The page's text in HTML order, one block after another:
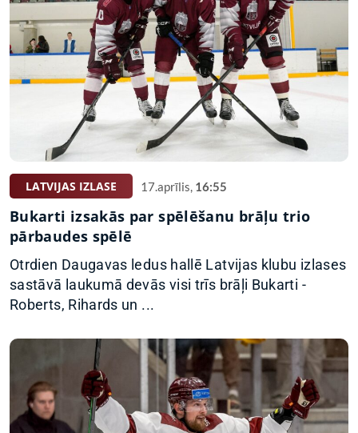
LATVIJAS IZLASE 17.aprīlis, 16:55
Bukarti izsakās par spēlēšanu brāļu trio
pārbaudes spēlē
Otrdien Daugavas ledus hallē Latvijas klubu izlases
sastāvā laukumā devās visi trīs brāļi Bukarti -
Roberts, Rihards un ...